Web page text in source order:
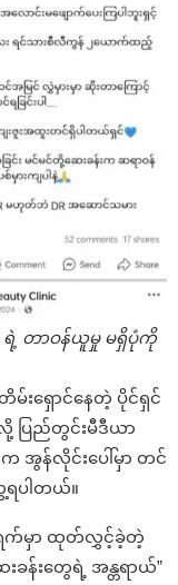
ရဲ့ တာဝန်ယူမှု မရှိပုံကို
းရှောင်နေတဲ့ ပိုင်ရှင်
ပြည်တွင်းမီဒီယာ
က အွန်လိုင်းပေါ်မှာ တင်
ရပါတယ်။
ရက်မှာ ထုတ်လွှင့်ခဲ့တဲ့
န်းတွေရဲ့ အန္တရာယ်”